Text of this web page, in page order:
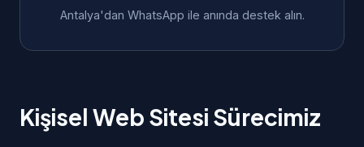
Antalya'dan WhatsApp ile anında destek alın.
Kişisel Web Sitesi Sürecimiz